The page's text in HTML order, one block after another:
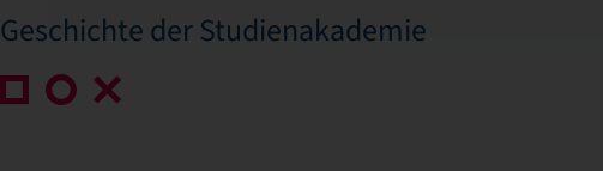
Geschichte der Studienakademie